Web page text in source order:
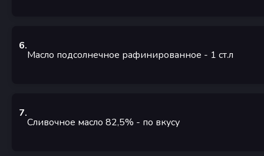
6.
Масло подсолнечное рафинированное - 1 ст.л
7.
Сливочное масло 82,5% - по вкусу